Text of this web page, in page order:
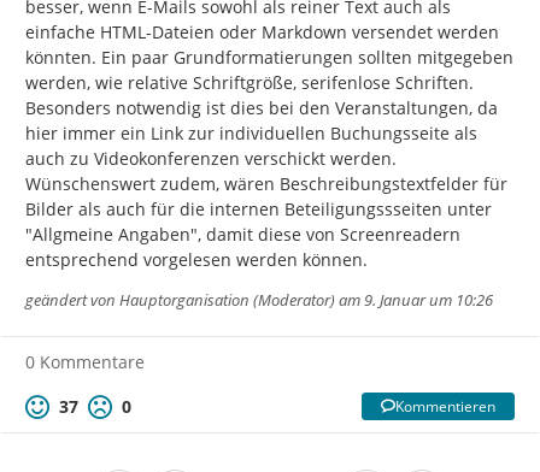
besser, wenn E-Mails sowohl als reiner Text auch als
einfache HTML-Dateien oder Markdown versendet werden
könnten. Ein paar Grundformatierungen sollten mitgegeben
werden, wie relative Schriftgröße, serifenlose Schriften.
Besonders notwendig ist dies bei den Veranstaltungen, da
hier immer ein Link zur individuellen Buchungsseite als
auch zu Videokonferenzen verschickt werden.
Wünschenswert zudem, wären Beschreibungstextfelder für
Bilder als auch für die internen Beteiligungssseiten unter
"Allgmeine Angaben", damit diese von Screenreadern
entsprechend vorgelesen werden können.
geändert von Hauptorganisation (Moderator)am 9. Januar um 10:26
0 Kommentare
37
0 Kommentieren